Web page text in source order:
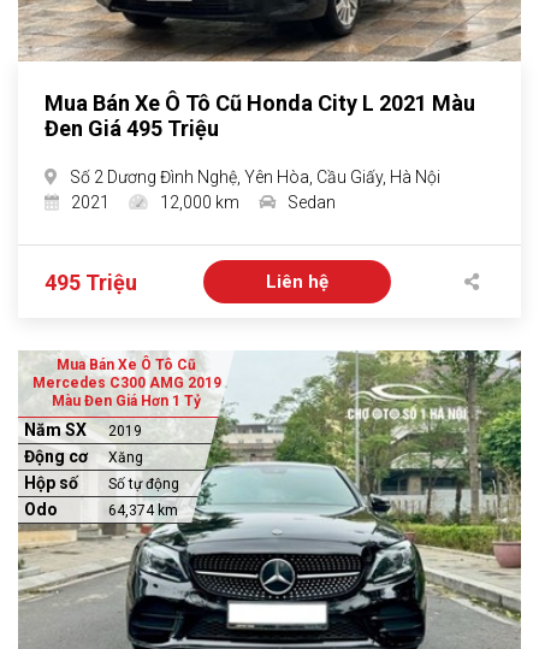
Mua Bán Xe Ô Tô Cũ Honda City L 2021 Màu
Đen Giá 495 Triệu
Số 2 Dương Đình Nghệ, Yên Hòa, Cầu Giấy, Hà Nội
2021
12,000 km Sedan
495 Triệu Liên hệ
Mua Bán Xe Ô Tô Cũ
Mercedes C300 AMG 2019
Màu Đen Giá Hơn 1 Tỷ
Năm SX 2019
Động cơ Xăng
Hộp số Số tự động
Odo 64,374 km